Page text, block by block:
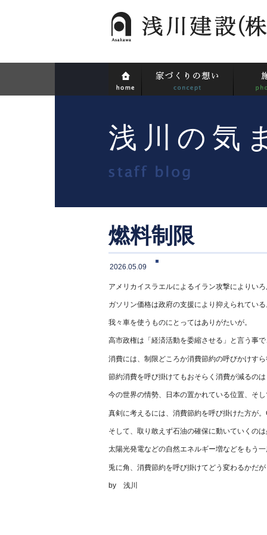
浅川の気
燃料制限
2026.05.09
アメリカイスラエルによるイラン攻撃によりい
ガソリン価格は政府の支援により抑えられてい
我々車を使うものにとってはありがたいが。
高市政権は「経済活動を委縮させる」と言う事
消費には、制限どころか消費節約の呼びかけす
節約消費を呼び掛けてもおそらく消費が減るの
今の世界の情勢、日本の置かれている位置、そ
真剣に考えるには、消費節約を呼び掛けた方が
そして、取り敢えず石油の確保に動いていくの
太陽光発電などの自然エネルギー増などをもう
兎に角、消費節約を呼び掛けてどう変わるかだが
by 浅川